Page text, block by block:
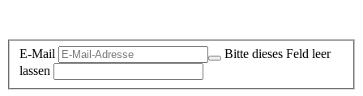
E-Mail
Bitte dieses Feld leer
lassen